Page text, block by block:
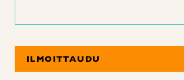
ILMOITTAUDU